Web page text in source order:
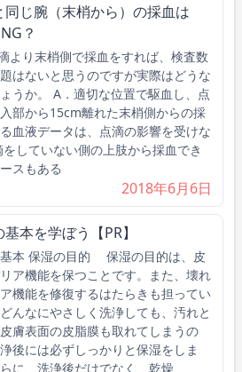
同じ腕（末梢から）の採血は
？
より末梢側で採血をすれば、検査数
はないと思うのですが実際はどうな
うか。 A．適切な位置で駆血し、点
部から15cm離れた末梢側からの採
血液データは、点滴の影響を受けな
をしていない側の上肢から採血でき
スもある
2018年6月6日
本を学ぼう【PR】
本 保湿の目的 保湿の目的は、皮
ア機能を保つことです。また、壊れ
機能を修復するはたらきも担ってい
んなにやさしく洗浄しても、汚れと
膚表面の皮脂膜も取れてしまうの
後には必ずしっかりと保湿をしま
に、洗浄後だけでなく、乾燥